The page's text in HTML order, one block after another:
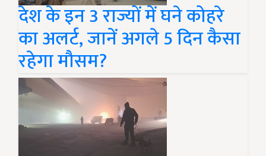
देश के इन 3 राज्यों में घने कोहरे
का अलर्ट, जानें अगले 5 दिन कैसा
रहेगा मौसम?